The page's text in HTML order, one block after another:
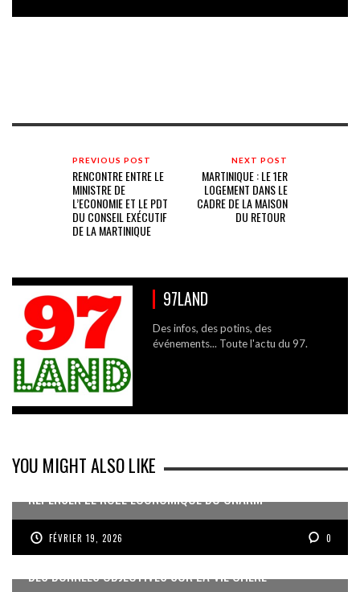
PREVIOUS POST
RENCONTRE ENTRE LE
MINISTRE DE
L’ECONOMIE ET LE PDT
DU CONSEIL EXÉCUTIF
DE LA MARTINIQUE
NEXT POST
MARTINIQUE : LE 1ER
LOGEMENT DANS LE
CADRE DE LA MAISON
DU RETOUR
97LAND
Des infos, des potins, des
événements... Toute l'actu du 97.
YOU MIGHT ALSO LIKE
REPENSER LE RÔLE ÉCONOMIQUE DU CNARM
FÉVRIER 19, 2026 0
DES DONNÉES OBJECTIVES SUR LA VIE CHÈRE